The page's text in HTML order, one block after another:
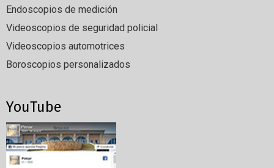
Endoscopios de medición
Videoscopios de seguridad policial
Videoscopios automotrices
Boroscopios personalizados
YouTube